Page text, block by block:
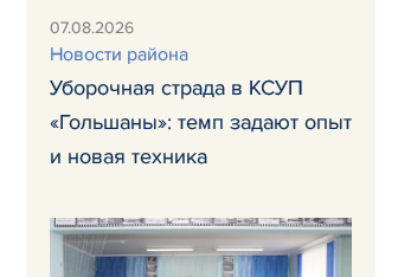
07.08.2026
Новости района
Уборочная страда в КСУП
«Гольшаны»: темп задают опыт
и новая техника